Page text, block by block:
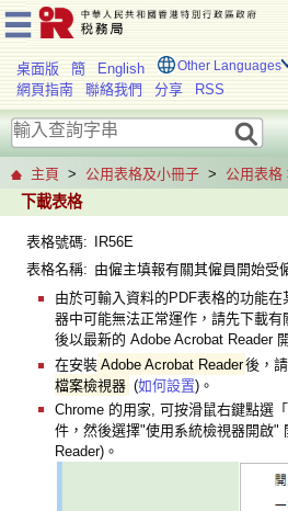
桌面版 簡 English Other Languages
網頁指南 聯絡我們 分享 RSS
主頁 > 公用表格及小冊子 > 公用表格
下載表格
表格號碼:
IR56E
表格名稱: 由僱主填報有關其僱員開始受
由於可輸入資料的PDF表格的功能
器中可能無法正常運作，請先下載
後以最新的 Adobe Acrobat Reader
在安裝 Adobe Acrobat Reader後，
檔案檢視器 (如何設置)。
Chrome 的用家, 可按滑鼠右鍵點選
件，然後選擇"使用系統檢視器開啟"
Reader)。